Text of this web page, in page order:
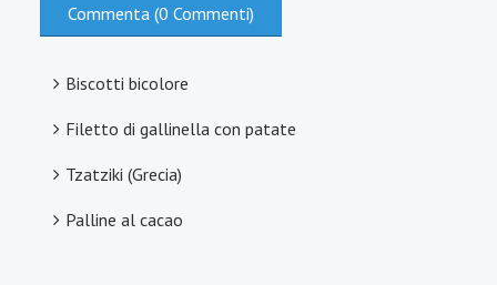
Commenta (0 Commenti)
Biscotti bicolore
Filetto di gallinella con patate
Tzatziki (Grecia)
Palline al cacao